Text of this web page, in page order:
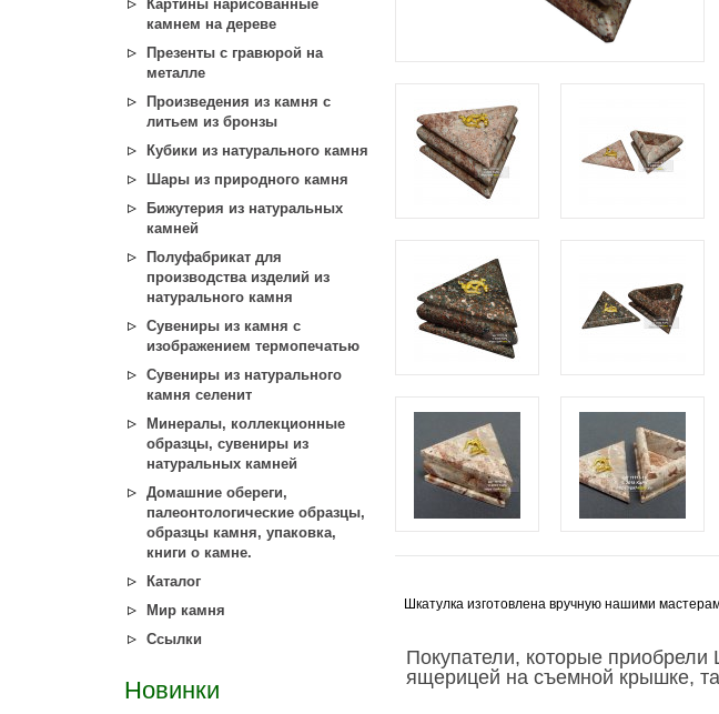
Картины нарисованные
камнем на дереве
Презенты с гравюрой на
металле
Произведения из камня с
литьем из бронзы
Кубики из натурального камня
Шары из природного камня
Бижутерия из натуральных
камней
Полуфабрикат для
производства изделий из
натурального камня
Сувениры из камня с
изображением термопечатью
Сувениры из натурального
камня селенит
Минералы, коллекционные
образцы, сувениры из
натуральных камней
Домашние обереги,
палеонтологические образцы,
образцы камня, упаковка,
книги о камне.
Каталог
Мир камня
Ссылки
Новинки
Шкатулка изготовлена вручную нашими
Покупатели, которые приобрели
ящерицей на съемной крышке,